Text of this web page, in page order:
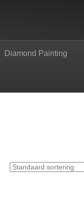
Diamond Painting